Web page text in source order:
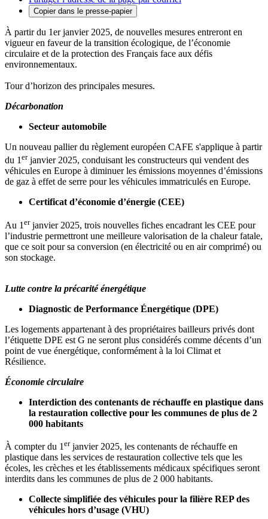
Copier dans le presse-papier
À partir du 1er janvier 2025, de nouvelles mesures entreront en
vigueur en faveur de la transition écologique, de l’économie
circulaire et de la protection des Français face aux défis
environnementaux.
Tour d’horizon des principales mesures.
Décarbonation
Secteur automobile
Un nouveau pallier du règlement européen CAFE s'applique à partir
du 1 erjanvier 2025, conduisant les constructeurs qui vendent des
véhicules en Europe à diminuer les émissions moyennes d’émissions
de gaz à effet de serre pour les véhicules immatriculés en Europe.
Certificat d’économie d’énergie (CEE)
Au 1 erjanvier 2025, trois nouvelles fiches encadrant les CEE pour
l’industrie permettront une meilleure valorisation de la chaleur fatale,
que ce soit pour sa conversion (en électricité ou en air comprimé) ou
son stockage.
Lutte contre la précarité énergétique
Diagnostic de Performance Énergétique (DPE)
Les logements appartenant à des propriétaires bailleurs privés dont
l’étiquette DPE est G ne seront plus considérés comme décents d’un
point de vue énergétique, conformément à la loi Climat et
Résilience.
Économie circulaire
Interdiction des contenants de réchauffe en plastique dans
la restauration collective pour les communes de plus de 2
000 habitants
À compter du 1 erjanvier 2025, les contenants de réchauffe en
plastique dans les services de restauration collective tels que les
écoles, les crèches et les établissements médicaux spécifiques seront
interdits dans les communes de plus de 2 000 habitants.
Collecte simplifiée des véhicules pour la filière REP des
véhicules hors d’usage (VHU)